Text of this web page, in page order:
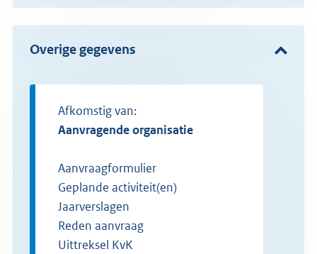
Overige gegevens
Afkomstig van:
Aanvragende organisatie
Aanvraagformulier
Geplande activiteit(en)
Jaarverslagen
Reden aanvraag
Uittreksel KvK